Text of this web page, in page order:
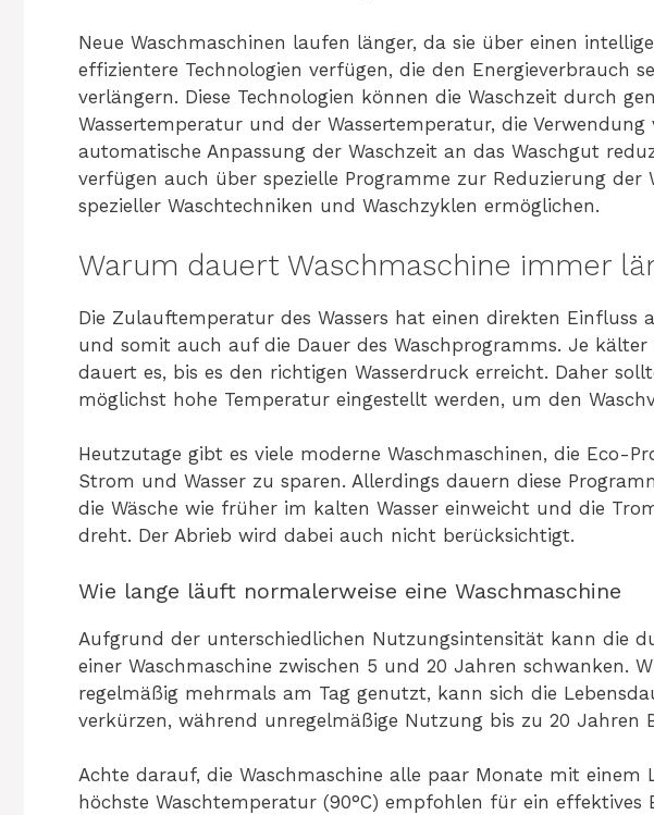
Neue Waschmaschinen laufen länger, da sie über einen
effizientere Technologien verfügen, die den Energieverbrauch
verlängern. Diese Technologien können die Waschzeit durch
Wassertemperatur und der Wassertemperatur, die
automatische Anpassung der Waschzeit an das Waschgut
verfügen auch über spezielle Programme zur Reduzierung der
spezieller Waschtechniken und Waschzyklen ermöglichen.
Warum dauert Waschmaschine immer
Die Zulauftemperatur des Wassers hat einen direkten Einfluss
und somit auch auf die Dauer des Waschprogramms. Je kälter
dauert es, bis es den richtigen Wasserdruck erreicht. Daher
möglichst hohe Temperatur eingestellt werden, um den
Heutzutage gibt es viele moderne Waschmaschinen, die Eco-
Strom und Wasser zu sparen. Allerdings dauern diese
die Wäsche wie früher im kalten Wasser einweicht und die
dreht. Der Abrieb wird dabei auch nicht berücksichtigt.
Wie lange läuft normalerweise eine Waschmaschine
Aufgrund der unterschiedlichen Nutzungsintensität kann die
einer Waschmaschine zwischen 5 und 20 Jahren schwanken.
regelmäßig mehrmals am Tag genutzt, kann sich die
verkürzen, während unregelmäßige Nutzung bis zu 20 Jahren
Achte darauf, die Waschmaschine alle paar Monate mit einem
höchste Waschtemperatur (90°C) empfohlen für ein effektives